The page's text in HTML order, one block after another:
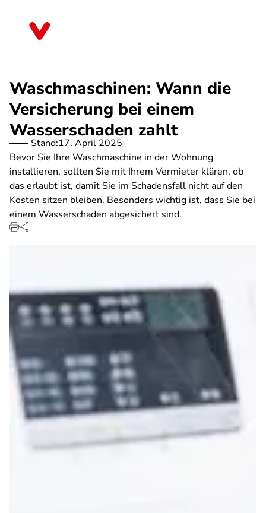
Waschmaschinen: Wann die
Versicherung bei einem
Wasserschaden zahlt
Stand:17. April 2025
Bevor Sie Ihre Waschmaschine in der Wohnung
installieren, sollten Sie mit Ihrem Vermieter klären, ob
das erlaubt ist, damit Sie im Schadensfall nicht auf den
Kosten sitzen bleiben. Besonders wichtig ist, dass Sie bei
einem Wasserschaden abgesichert sind.